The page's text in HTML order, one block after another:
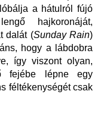
a hátulról fújó
hajkoronáját,
dalát (Sunday Rain)
hogy a lábdobra
így viszont olyan,
fejébe lépne egy
féltékenységét csak